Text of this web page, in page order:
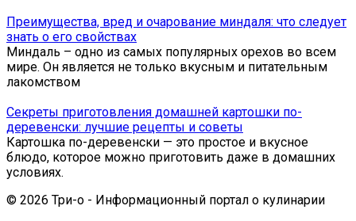
Преимущества, вред и очарование миндаля: что следует
знать о его свойствах
Миндаль – одно из самых популярных орехов во всем
мире. Он является не только вкусным и питательным
лакомством
Секреты приготовления домашней картошки по-
деревенски: лучшие рецепты и советы
Картошка по-деревенски — это простое и вкусное
блюдо, которое можно приготовить даже в домашних
условиях.
© 2026 Три-о - Информационный портал о кулинарии